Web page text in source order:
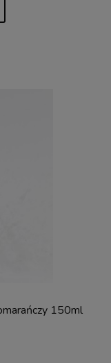
150ml